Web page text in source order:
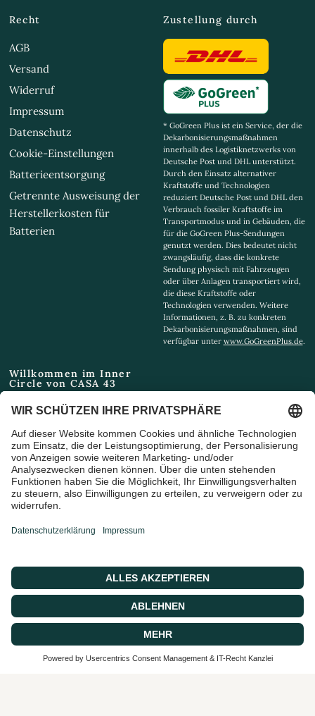
Recht
AGB
Versand
Widerruf
Impressum
Datenschutz
Cookie-Einstellungen
Batterieentsorgung
Getrennte Ausweisung der
Herstellerkosten für
Batterien
Zustellung durch
* GoGreen Plus ist ein Service, der die
Dekarbonisierungsmaßnahmen
innerhalb des Logistiknetzwerks von
Deutsche Post und DHL unterstützt.
Durch den Einsatz alternativer
Kraftstoffe und Technologien
reduziert Deutsche Post und DHL den
Verbrauch fossiler Kraftstoffe im
Transportmodus und in Gebäuden, die
für die GoGreen Plus-Sendungen
genutzt werden. Dies bedeutet nicht
zwangsläufig, dass die konkrete
Sendung physisch mit Fahrzeugen
oder über Anlagen transportiert wird,
die diese Kraftstoffe oder
Technologien verwenden. Weitere
Informationen, z. B. zu konkreten
Dekarbonisierungsmaßnahmen, sind
verfügbar unter www.GoGreenPlus.de.
Willkommen im Inner
Circle von CASA 43
Email
Ich bin damit einverstanden,
Marketing-E-Mails und
Sonderangebote zu erhalten
© 2026 CASA 43 Concept, Powered by shopify